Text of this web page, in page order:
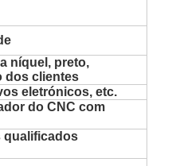
níquel, preto,
dos clientes
eletrónicos, etc.
do CNC com
qualificados